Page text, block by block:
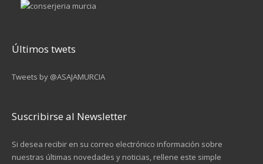
Últimos twets
Tweets by @ASAJAMURCIA
Suscribirse al Newsletter
Si desea recibir en su correo electrónico información sobre
nuestras últimas novedades y noticias, rellene este simple